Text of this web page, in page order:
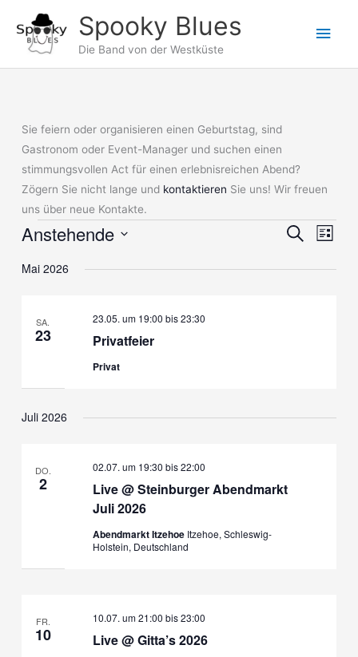
Inhalt
springen
Spooky Blues
Die Band von der Westküste
Sie feiern oder organisieren einen Geburtstag, sind
Gastronom oder Event-Manager und suchen einen
stimmungsvollen Act für einen erlebnisreichen Abend?
Zögern Sie nicht lange und kontaktieren Sie uns! Wir freuen
uns über neue Kontakte.
Veranstaltungen
und
SucheListe
Anstehende
wählen.
Mai 2026
SA.
23 Privatfeier
23.05. um 19:00 bis23:30
Privat
Juli 2026
DO.
2
Live @ Steinburger Abendmarkt
Juli 2026
02.07. um 19:30 bis22:00
Abendmarkt Itzehoe Itzehoe, Schleswig-
Holstein, Deutschland
FR.
10 Live @ Gitta’s 2026
10.07. um 21:00 bis23:00